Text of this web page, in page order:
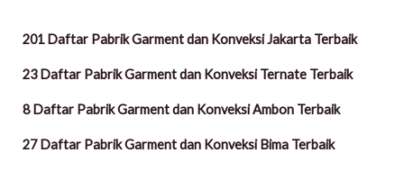
201 Daftar Pabrik Garment dan Konveksi Jakarta Terbaik
23 Daftar Pabrik Garment dan Konveksi Ternate Terbaik
8 Daftar Pabrik Garment dan Konveksi Ambon Terbaik
27 Daftar Pabrik Garment dan Konveksi Bima Terbaik